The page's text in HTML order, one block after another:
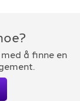
å finne en